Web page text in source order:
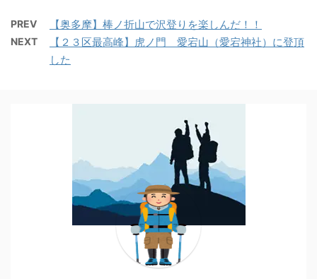
PREV 【奥多摩】棒ノ折山で沢登りを楽しんだ！！
NEXT
【２３区最高峰】虎ノ門 愛宕山（愛宕神社）に登頂
した